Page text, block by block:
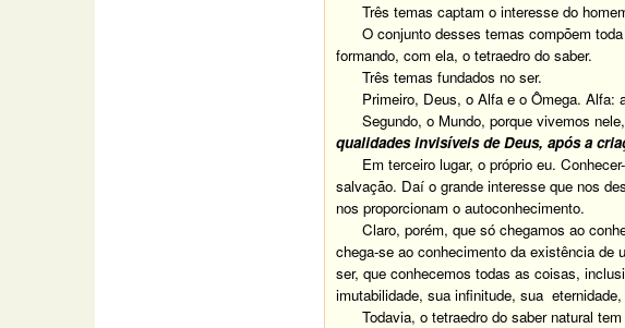
Três temas captam o interesse do
O conjunto desses temas compõem
formando, com ela, o tetraedro do saber.
Três temas fundados no ser.
Primeiro, Deus, o Alfa e o Ômega. Alfa:
Segundo, o Mundo, porque vivemos
qualidades invisíveis de Deus, após a
Em terceiro lugar, o próprio eu.
salvação. Daí o grande interesse que nos
nos proporcionam o autoconhecimento.
Claro, porém, que só chegamos ao
chega-se ao conhecimento da existência
ser, que conhecemos todas as coisas,
imutabilidade, sua infinitude, sua
Todavia, o tetraedro do saber natural